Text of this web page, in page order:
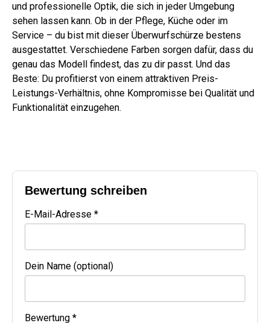
und professionelle Optik, die sich in jeder Umgebung
sehen lassen kann. Ob in der Pflege, Küche oder im
Service – du bist mit dieser Überwurfschürze bestens
ausgestattet. Verschiedene Farben sorgen dafür, dass du
genau das Modell findest, das zu dir passt. Und das
Beste: Du profitierst von einem attraktiven Preis-
Leistungs-Verhältnis, ohne Kompromisse bei Qualität und
Funktionalität einzugehen.
Bewertung schreiben
E-Mail-Adresse *
Dein Name (optional)
Bewertung *